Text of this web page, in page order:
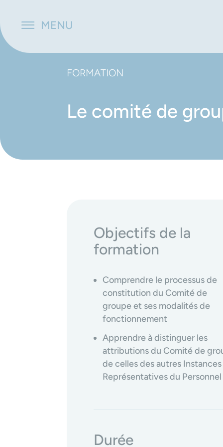
FORMATION
Le comité de
Objectifs de la
formation
Comprendre le processus de
constitution du Comité de
groupe et ses modalités de
fonctionnement
Apprendre à distinguer les
attributions du Comité de
de celles des autres Instances
Représentatives du Personnel
Durée
MENU